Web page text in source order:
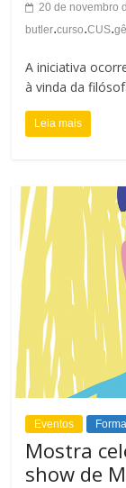
20 de novembro
butler.curso.CUS.
A iniciativa
à vinda da
Leia mais
Eventos
Mostra
show de